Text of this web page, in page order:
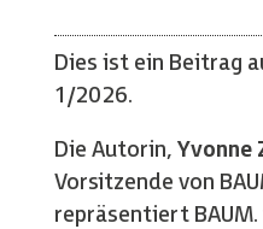
Dies ist ein Beitrag
1/2026.
Die Autorin, Yvonne
Vorsitzende von
repräsentiert